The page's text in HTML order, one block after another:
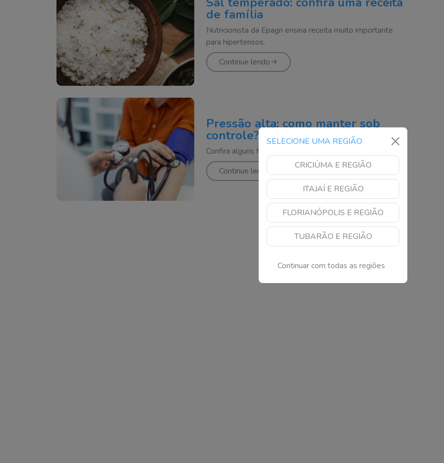
SELECIONE UMA REGIÃO
CRICIÚMA E REGIÃO
ITAJAÍ E REGIÃO
FLORIANÓPOLIS E REGIÃO
TUBARÃO E REGIÃO
Continuar com todas as regiões
de família
Nutricionista da Epagri ensina receita muito importante
para hipertensos.
Continue lendo
Pressão alta: como manter sob
controle?
Confira alguns fatores que contribuem para a condição
Continue lendo